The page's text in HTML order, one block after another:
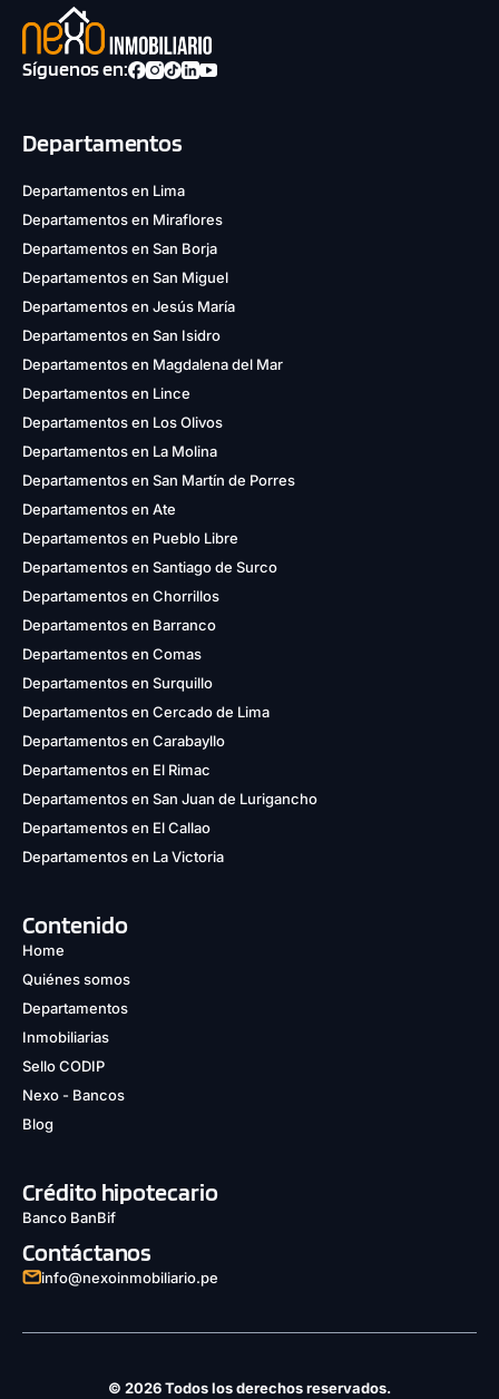
Síguenos en:
Departamentos
Departamentos en Lima
Departamentos en Miraflores
Departamentos en San Borja
Departamentos en San Miguel
Departamentos en Jesús María
Departamentos en San Isidro
Departamentos en Magdalena del Mar
Departamentos en Lince
Departamentos en Los Olivos
Departamentos en La Molina
Departamentos en San Martín de Porres
Departamentos en Ate
Departamentos en Pueblo Libre
Departamentos en Santiago de Surco
Departamentos en Chorrillos
Departamentos en Barranco
Departamentos en Comas
Departamentos en Surquillo
Departamentos en Cercado de Lima
Departamentos en Carabayllo
Departamentos en El Rimac
Departamentos en San Juan de Lurigancho
Departamentos en El Callao
Departamentos en La Victoria
Contenido
Home
Quiénes somos
Departamentos
Inmobiliarias
Sello CODIP
Nexo - Bancos
Blog
Crédito hipotecario
Banco BanBif
Contáctanos
info@nexoinmobiliario.pe
© 2026 Todos los derechos reservados.